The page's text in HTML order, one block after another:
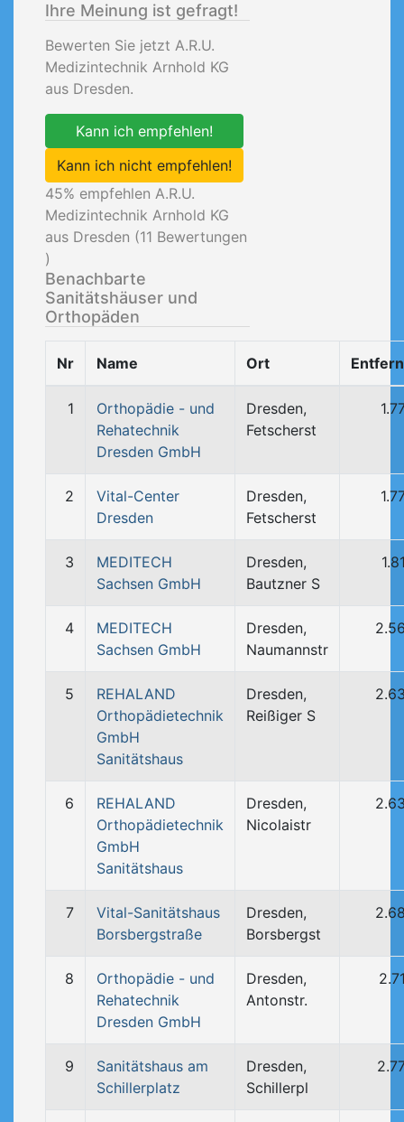
Ihre Meinung ist gefragt!
Bewerten Sie jetzt A.R.U.
Medizintechnik Arnhold KG
aus Dresden.
Kann ich empfehlen!
Kann ich nicht empfehlen!
45% empfehlen A.R.U.
Medizintechnik Arnhold KG
aus Dresden (11 Bewertungen
)
Benachbarte
Sanitätshäuser und
Orthopäden
Nr Name Ort
1
Orthopädie - und
Rehatechnik
Dresden GmbH
Dresden,
Fetscherst
2
Vital-Center
Dresden
Dresden,
Fetscherst
3
MEDITECH
Sachsen GmbH
Dresden,
Bautzner S
4
MEDITECH
Sachsen GmbH
Dresden,
Naumannstr
5
REHALAND
Orthopädietechnik
GmbH
Sanitätshaus
Dresden,
Reißiger S
6
REHALAND
Orthopädietechnik
GmbH
Sanitätshaus
Dresden,
Nicolaistr
7
Vital-Sanitätshaus
Borsbergstraße
Dresden,
Borsbergst
8
Orthopädie - und
Rehatechnik
Dresden GmbH
Dresden,
Antonstr.
9
Sanitätshaus am
Schillerplatz
Dresden,
Schillerpl